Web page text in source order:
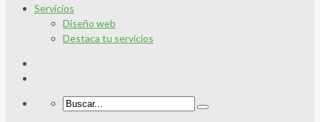
Servicios
Diseño web
Destaca tu servicios